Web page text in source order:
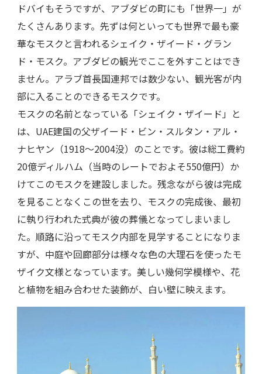
ドバイもそうですが、アブダビの町にも「世界一」が
たくさんあります。先ずは何といっても世界で最も豪
華なモスクと言われるシェイク・ザイード・グラン
ド・モスク。アブダビの観光でここを外すことはでき
ません。アラブ首長国連邦では数少ない、観光客が内
部に入ることのできるモスクです。
モスクの名前となっている「シェイク・ザイード」と
は、UAE建国の父ザイード・ビン・スルタン・アル・
ナヒヤン（1918～2004没）のことです。彼は総工費約
20億ディルハム（当時のレートでおよそ550億円）か
けてこのモスクを建設しました。残念ながら彼は完成
を見ることなくこの世を去り、モスクの完成後、最初
に執り行われた式典が彼の葬儀となってしまいまし
た。順路に沿ってモスク内部を見学することになりま
すが、中庭や回廊部分は様々な色の大理石を使ったモ
ザイク文様となっています。美しい幾何学模様や、花
と植物を組み合わせた装飾が、白い壁に映えます。